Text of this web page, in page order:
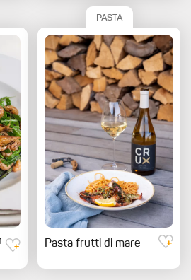
PASTA
Pasta frutti di mare